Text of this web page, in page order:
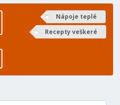
Nápoje teplé
Recepty veškeré